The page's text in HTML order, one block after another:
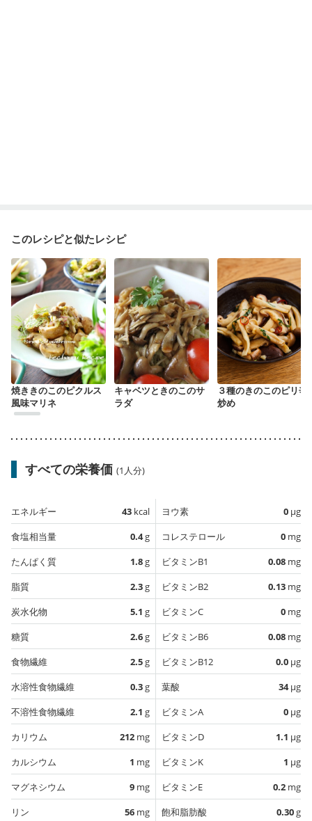
このレシピと似たレシピ
焼ききのこのピクルス
風味マリネ
キャベツときのこのサ
ラダ
３種のきのこのピリ辛
炒め
すべての栄養価 (1人分)
エネルギー 43 kcal
食塩相当量
0.4g
たんぱく質
1.8g
脂質
2.3g
炭水化物
5.1 g
糖質
2.6g
食物繊維
2.5g
水溶性食物繊維
0.3g
不溶性食物繊維
2.1 g
カリウム
212 mg
カルシウム
1 mg
マグネシウム
9 mg
リン
56 mg
ヨウ素 0 µg
コレステロール
0 mg
ビタミンB1
0.08 mg
ビタミンB2
0.13 mg
ビタミンC
0 mg
ビタミンB6
0.08 mg
ビタミンB12
0.0 µg
葉酸
34µg
ビタミンA
0 µg
ビタミンD
1.1 µg
ビタミンK
1 µg
ビタミンE
0.2 mg
飽和脂肪酸
0.30g